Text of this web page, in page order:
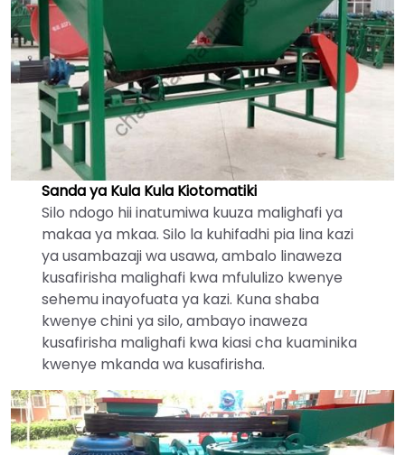
Sanda ya Kula Kula Kiotomatiki
Silo ndogo hii inatumiwa kuuza malighafi ya
makaa ya mkaa. Silo la kuhifadhi pia lina kazi
ya usambazaji wa usawa, ambalo linaweza
kusafirisha malighafi kwa mfululizo kwenye
sehemu inayofuata ya kazi. Kuna shaba
kwenye chini ya silo, ambayo inaweza
kusafirisha malighafi kwa kiasi cha kuaminika
kwenye mkanda wa kusafirisha.